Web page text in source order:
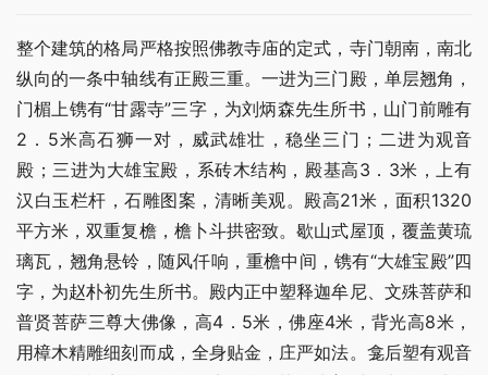
整个建筑的格局严格按照佛教寺庙的定式，寺门朝南，南北
纵向的一条中轴线有正殿三重。一进为三门殿，单层翘角，
门楣上镌有“甘露寺”三字，为刘炳森先生所书，山门前雕有
2．5米高石狮一对，威武雄壮，稳坐三门；二进为观音
殿；三进为大雄宝殿，系砖木结构，殿基高3．3米，上有
汉白玉栏杆，石雕图案，清晰美观。殿高21米，面积1320
平方米，双重复檐，檐卜斗拱密致。歇山式屋顶，覆盖黄琉
璃瓦，翘角悬铃，随风仟响，重檐中间，镌有“大雄宝殿”四
字，为赵朴初先生所书。殿内正中塑释迦牟尼、文殊菩萨和
普贤菩萨三尊大佛像，高4．5米，佛座4米，背光高8米，
用樟木精雕细刻而成，全身贴金，庄严如法。龛后塑有观音